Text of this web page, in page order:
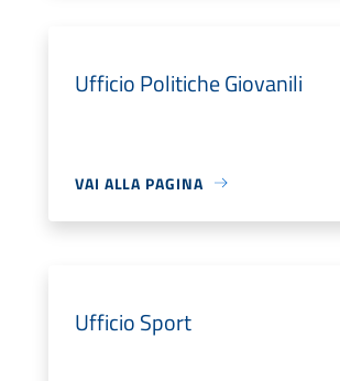
Ufficio Politiche Giovanili
VAI ALLA PAGINA
Ufficio Sport